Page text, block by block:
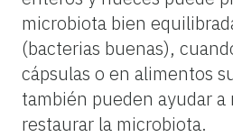
microbiota bien
(bacterias buenas),
cápsulas o en alimentos
también pueden ayudar
restaurar la microbiota.